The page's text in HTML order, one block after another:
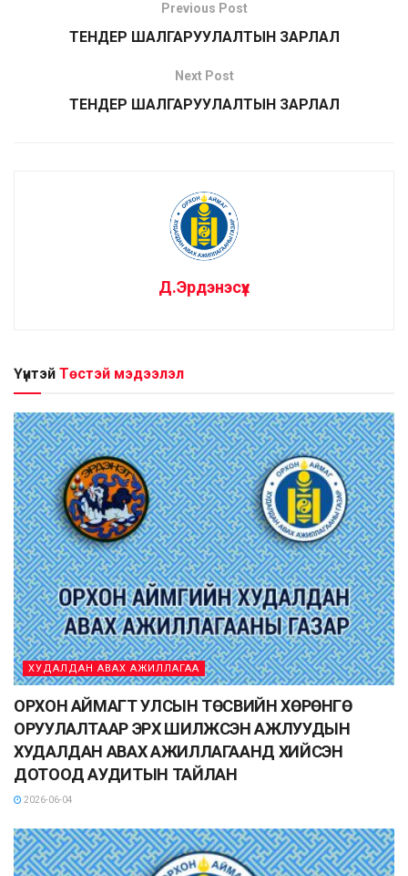
Previous Post
ТЕНДЕР ШАЛГАРУУЛАЛТЫН ЗАРЛАЛ
Next Post
ТЕНДЕР ШАЛГАРУУЛАЛТЫН ЗАРЛАЛ
Д.Эрдэнэсүх
Үүнтэй Төстэй мэдээлэл
ХУДАЛДАН АВАХ АЖИЛЛАГАА
ОРХОН АЙМАГТ УЛСЫН ТӨСВИЙН ХӨРӨНГӨ
ОРУУЛАЛТААР ЭРХ ШИЛЖСЭН АЖЛУУДЫН
ХУДАЛДАН АВАХ АЖИЛЛАГААНД ХИЙСЭН
ДОТООД АУДИТЫН ТАЙЛАН
2026-06-04